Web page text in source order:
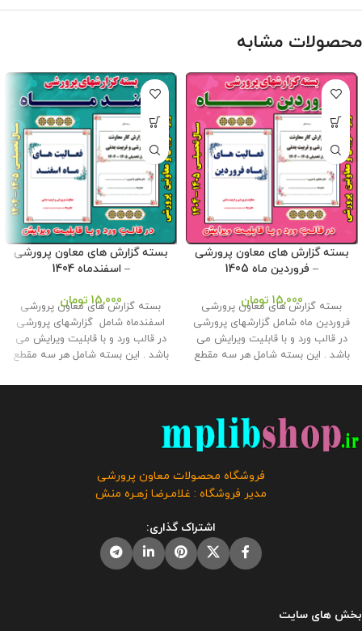
محصولات مشابه
بسته گزارش های معاون پرورشی
– فروردین ماه 1405
15,000 تومان
بسته گزارش های معاون پرورشی
فروردین ماه شامل گزارشهای پرورشی
در قالب ورد و با قابلیت ویرایش می
باشد . این بسته شامل هر سه مقطع
باشد و توسط تیم ما طراحی و تولید
چاپ و قراردادن در کلربوک برای ارائه
به بازدیدکنندگانی هست که از اداره
به مدرسه مراجعه می کنند و با این
بسته مشکل مستندات همکاران تا
حدود زیادی حل خواهد شد.
این
محصول مختص فروشگاه معاون
مشاهده مشابه آن در سایت های
دیگر بدون اجازه ما در حال استفاده
هستند و مورد رضایت ما نمی باشد .
بسته گزارش های معاون پرورشی
– اسفندماه 1404
15,000 تومان
بسته گزارش های معاون پرورشی
اسفندماه شامل گزارشهای پرورشی
در قالب ورد و با قابلیت ویرایش می
باشد . این بسته شامل هر سه مقطع
باشد و توسط تیم ما طراحی و تولید
به مدرسه مراجعه می کنند و با این
بسته مشکل مستندات همکاران تا
حدود زیادی حل خواهد شد.
محصول مختص فروشگاه معاون
مشاهده مشابه آن در سایت های
دیگر بدون اجازه ما در حال استفاده
هستند و مورد رضایت ما نمی باشد .
فروشگاه محصولات معاون پرورشی
مدیر فروشگاه : غلامـرضا زهـره منش
اشتراک گذاری:
بخش های سایت